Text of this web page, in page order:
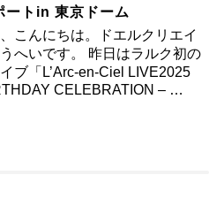
ートin 東京ドーム
こんにちは。ドエルクリエイ
へいです。 昨日はラルク初の
ブ「L’Arc-en-Ciel LIVE2025
CELEBRATION – …